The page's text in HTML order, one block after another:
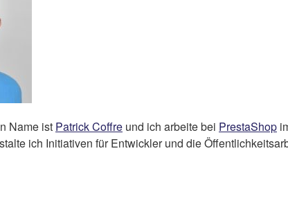
Name ist Patrick Coffre und ich arbeite bei PrestaShop
ich Initiativen für Entwickler und die